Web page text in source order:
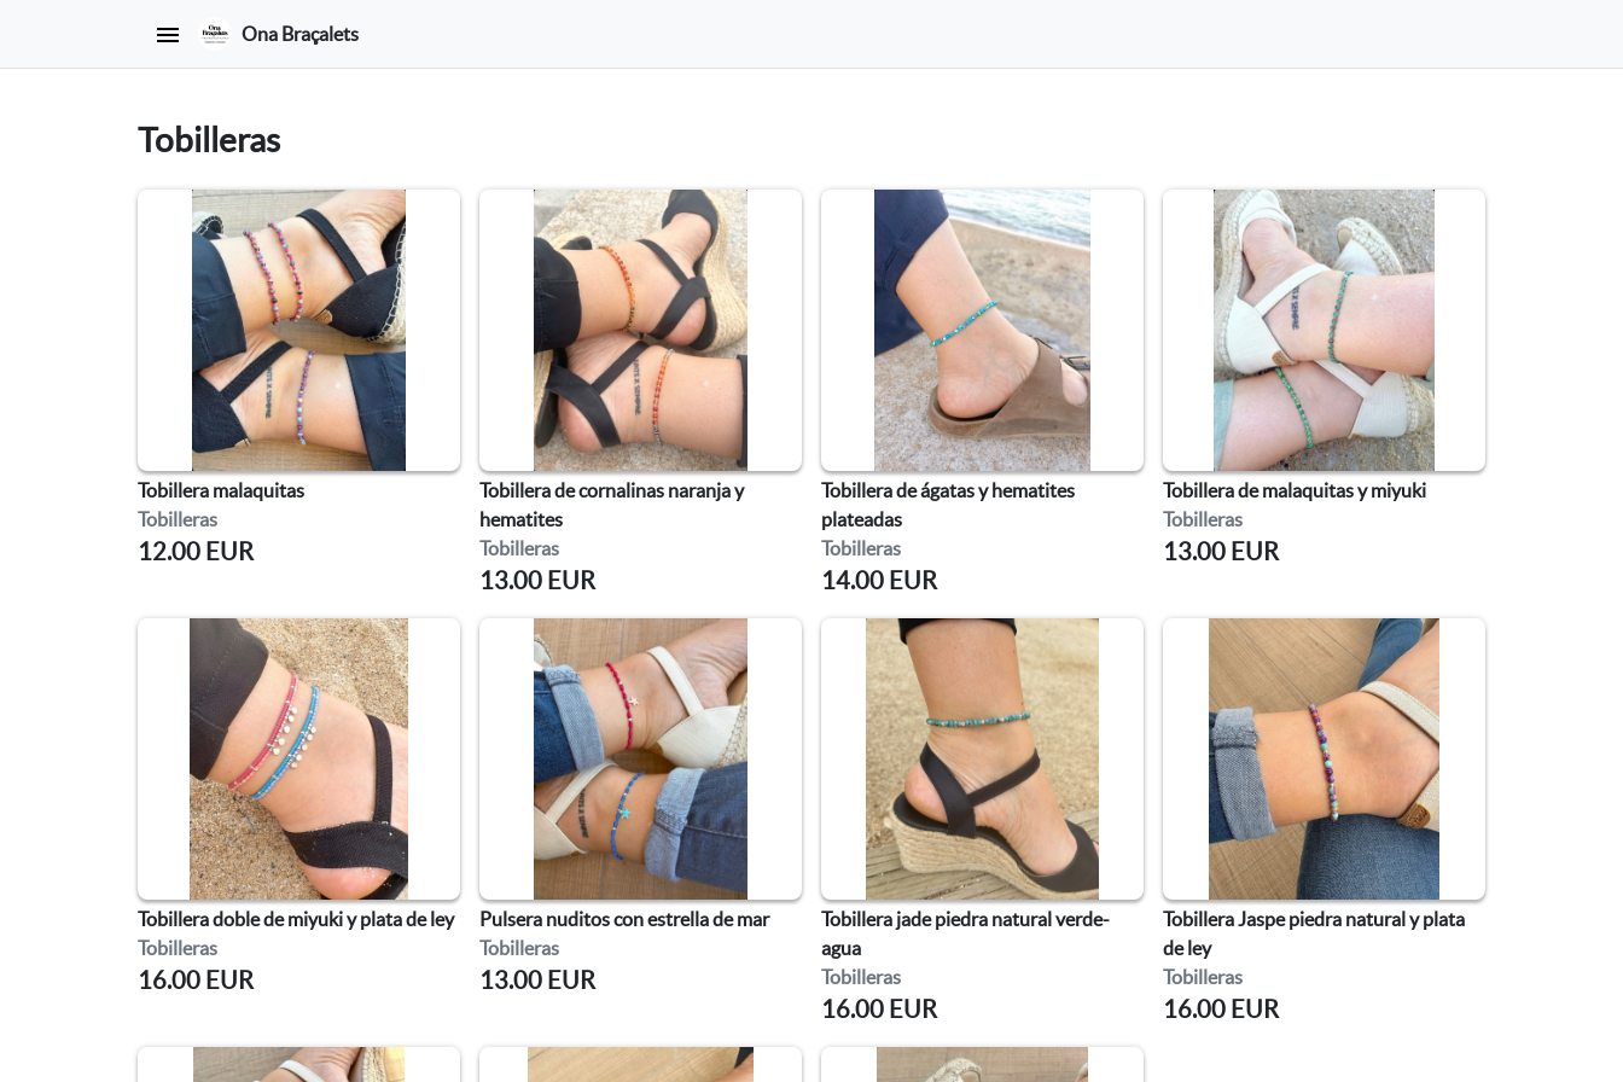
Ona Braçalets
Tobilleras
Tobillera malaquitas
Tobilleras
12.00 EUR
Tobillera de cornalinas naranja y
hematites
Tobilleras
13.00 EUR
Tobillera de ágatas y hematites
plateadas
Tobilleras
14.00 EUR
Tobillera de malaquitas y miyuki
Tobilleras
13.00 EUR
Tobillera doble de miyuki y plata de ley
Tobilleras
16.00 EUR
Pulsera nuditos con estrella de mar
Tobilleras
13.00 EUR
Tobillera jade piedra natural verde-
agua
Tobilleras
16.00 EUR
Tobillera Jaspe piedra natural y plata
de ley
Tobilleras
16.00 EUR